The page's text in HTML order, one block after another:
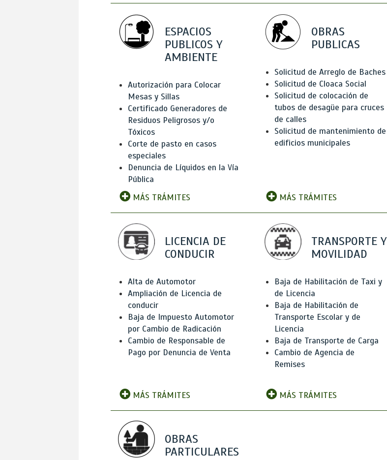
ESPACIOS
PUBLICOS Y
AMBIENTE
Autorización para Colocar
Mesas y Sillas
Certificado Generadores de
Residuos Peligrosos y/o
Tóxicos
Corte de pasto en casos
especiales
Denuncia de Líquidos en la Vía
Pública
MÁS TRÁMITES
OBRAS
PUBLICAS
Solicitud de Arreglo de Baches
Solicitud de Cloaca Social
Solicitud de colocación de
tubos de desagüe para cruces
de calles
Solicitud de mantenimiento de
edificios municipales
MÁS TRÁMITES
LICENCIA DE
CONDUCIR
Alta de Automotor
Ampliación de Licencia de
conducir
Baja de Impuesto Automotor
por Cambio de Radicación
Cambio de Responsable de
Pago por Denuncia de Venta
MÁS TRÁMITES
TRANSPORTE Y
MOVILIDAD
Baja de Habilitación de Taxi y
de Licencia
Baja de Habilitación de
Transporte Escolar y de
Licencia
Baja de Transporte de Carga
Cambio de Agencia de
Remises
MÁS TRÁMITES
OBRAS
PARTICULARES